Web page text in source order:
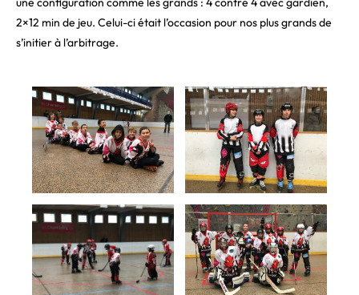
2×12 min de jeu. Celui-ci était l’occasion pour nos plus grands de
s’initier à l’arbitrage.